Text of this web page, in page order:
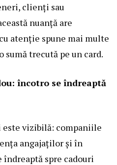
clienți sau
nuanță are
atenție spune mai multe
sumă trecută pe un card.
încotro se îndreaptă
vizibilă: companiile
angajaților și în
spre cadouri